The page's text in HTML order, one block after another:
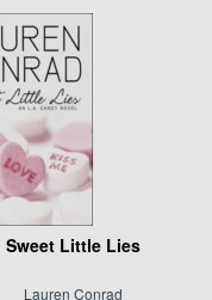
Sweet Little Lies
Lauren Conrad